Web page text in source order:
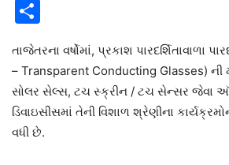
તાજેતરના વર્ષોમાં, પ્રકાશ પારદર્શિતાવાળા
– Transparent Conducting Glasses) ની
સોલર સેલ્સ, ટચ સ્ક્રીન / ટચ સેન્સર જેવા
ડિવાઇસીસમાં તેની વિશાળ શ્રેણીના
વધી છે.